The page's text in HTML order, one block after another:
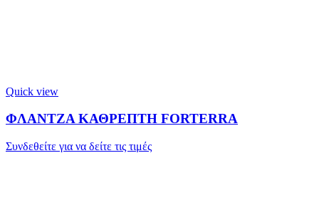
Quick view
ΦΛΑΝΤΖΑ ΚΑΘΡΕΠΤΗ FORTERRA
Συνδεθείτε για να δείτε τις τιμές